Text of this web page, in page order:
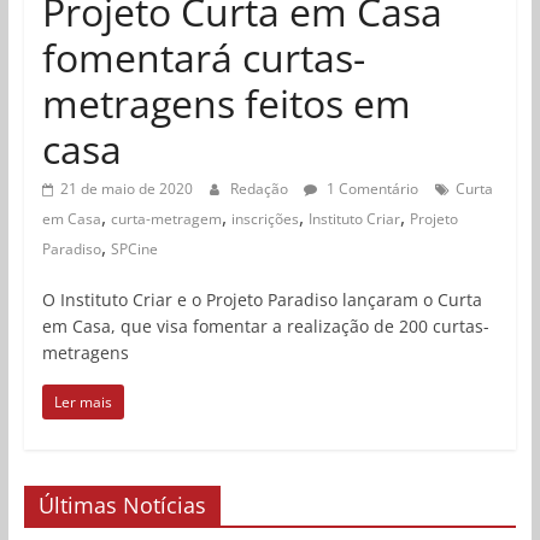
Projeto Curta em Casa
fomentará curtas-
metragens feitos em
casa
21 de maio de 2020 Redação 1 Comentário
Curta
em Casa, curta-metragem, inscrições, Instituto Criar, Projeto
Paradiso, SPCine
O Instituto Criar e o Projeto Paradiso lançaram o Curta
em Casa, que visa fomentar a realização de 200 curtas-
metragens
Ler mais
Últimas Notícias